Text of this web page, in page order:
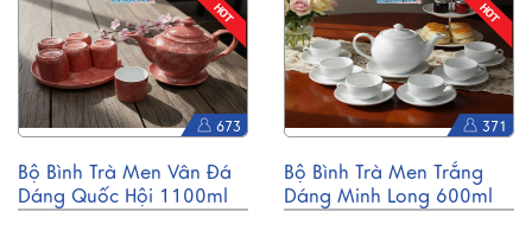
673
Bộ Bình Trà Men Vân Đá
Dáng Quốc Hội 1100ml
371
Bộ Bình Trà Men Trắng
Dáng Minh Long 600ml